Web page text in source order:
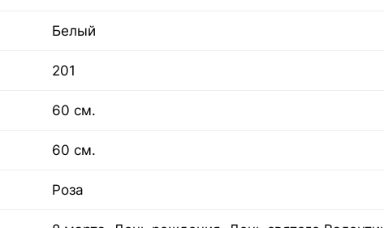
Белый
201
60 см.
60 см.
Роза